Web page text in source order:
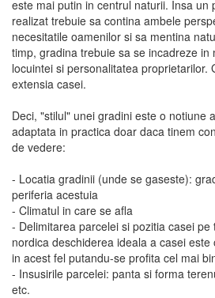
este mai putin in centrul naturii. Insa un
realizat trebuie sa contina ambele
necesitatile oamenilor si sa mentina
timp, gradina trebuie sa se incadreze in
locuintei si personalitatea proprietarilor.
extensia casei.
Deci, "stilul" unei gradini este o notiune
adaptata in practica doar daca tinem
de vedere:
- Locatia gradinii (unde se gaseste):
periferia acestuia
- Climatul in care se afla
- Delimitarea parcelei si pozitia casei
nordica deschiderea ideala a casei
in acest fel putandu-se profita cel mai
- Insusirile parcelei: panta si forma
etc.